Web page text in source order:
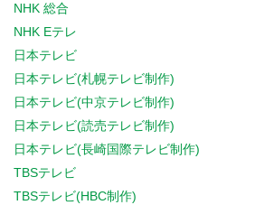
NHK 総合
NHK Eテレ
日本テレビ
日本テレビ(札幌テレビ制作)
日本テレビ(中京テレビ制作)
日本テレビ(読売テレビ制作)
日本テレビ(長崎国際テレビ制作)
TBSテレビ
TBSテレビ(HBC制作)